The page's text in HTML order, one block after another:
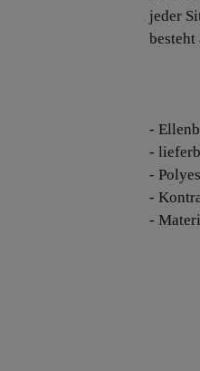
jeder
-
-
-
-
-